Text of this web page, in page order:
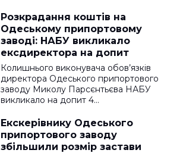
Розкрадання коштів на
Одеському припортовому
заводі: НАБУ викликало
ексдиректора на допит
Колишнього виконувача обов’язків
директора Одеського припортового
заводу Миколу Парсєнтьєва НАБУ
викликало на допит 4…
Екскерівнику Одеського
припортового заводу
збільшили розмір застави